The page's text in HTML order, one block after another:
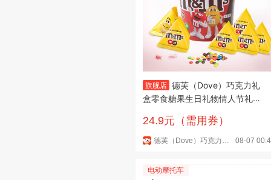
旗舰店 德芙（Dove）巧克力礼
盒零食糖果生日礼物情人节礼物
M豆9袋*2桶
24.9元（需用券）
德芙（Dove）巧克力礼盒旗舰店 08-07
电动摩托车